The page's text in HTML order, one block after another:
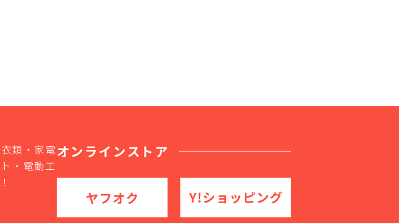
類・家電
・電動工
オンラインストア